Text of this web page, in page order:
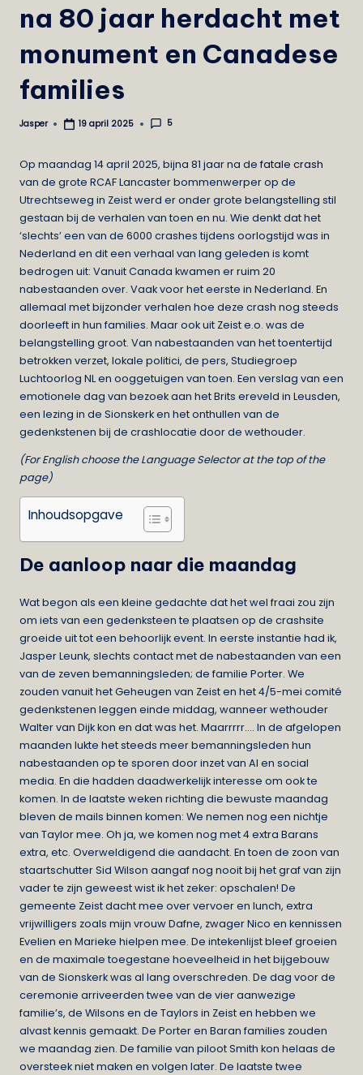
na 80 jaar herdacht met
monument en Canadese
families
Geplaatst
Jasper 19 april 2025 5
Op maandag 14 april 2025, bijna 81 jaar na de fatale crash
van de grote RCAF Lancaster bommenwerper op de
Utrechtseweg in Zeist werd er onder grote belangstelling stil
gestaan bij de verhalen van toen en nu. Wie denkt dat het
‘slechts’ een van de 6000 crashes tijdens oorlogstijd was in
Nederland en dit een verhaal van lang geleden is komt
bedrogen uit: Vanuit Canada kwamen er ruim 20
nabestaanden over. Vaak voor het eerste in Nederland. En
allemaal met bijzonder verhalen hoe deze crash nog steeds
doorleeft in hun families. Maar ook uit Zeist e.o. was de
belangstelling groot. Van nabestaanden van het toentertijd
betrokken verzet, lokale politici, de pers, Studiegroep
Luchtoorlog NL en ooggetuigen van toen. Een verslag van een
emotionele dag van bezoek aan het Brits ereveld in Leusden,
een lezing in de Sionskerk en het onthullen van de
gedenkstenen bij de crashlocatie door de wethouder.
(For English choose the Language Selector at the top of the
page)
Inhoudsopgave
De aanloop naar die maandag
Wat begon als een kleine gedachte dat het wel fraai zou zijn
om iets van een gedenksteen te plaatsen op de crashsite
groeide uit tot een behoorlijk event. In eerste instantie had ik,
Jasper Leunk, slechts contact met de nabestaanden van een
van de zeven bemanningsleden; de familie Porter. We
zouden vanuit het Geheugen van Zeist en het 4/5-mei comité
gedenkstenen leggen einde middag, wanneer wethouder
Walter van Dijk kon en dat was het. Maarrrrr…. In de afgelopen
maanden lukte het steeds meer bemanningsleden hun
nabestaanden op te sporen door inzet van AI en social
media. En die hadden daadwerkelijk interesse om ook te
komen. In de laatste weken richting die bewuste maandag
bleven de mails binnen komen: We nemen nog een nichtje
van Taylor mee. Oh ja, we komen nog met 4 extra Barans
extra, etc. Overweldigend die aandacht. En toen de zoon van
staartschutter Sid Wilson aangaf nog nooit bij het graf van zijn
vader te zijn geweest wist ik het zeker: opschalen! De
gemeente Zeist dacht mee over vervoer en lunch, extra
vrijwilligers zoals mijn vrouw Dafne, zwager Nico en kennissen
Evelien en Marieke hielpen mee. De intekenlijst bleef groeien
en de maximale toegestane hoeveelheid in het bijgebouw
van de Sionskerk was al lang overschreden. De dag voor de
ceremonie arriveerden twee van de vier aanwezige
familie’s, de Wilsons en de Taylors in Zeist en hebben we
alvast kennis gemaakt. De Porter en Baran families zouden
we maandag zien. De familie van piloot Smith kon helaas de
oversteek niet maken en volgen later. De laatste twee